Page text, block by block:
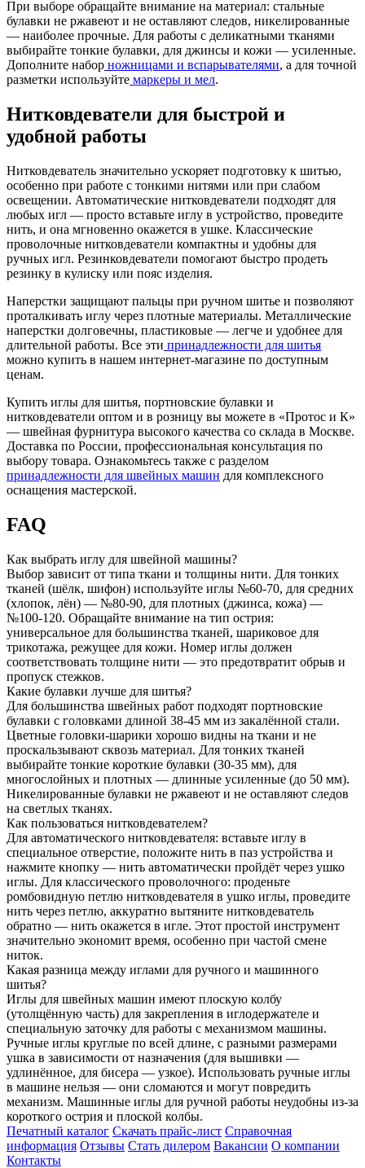
При выборе обращайте внимание на материал: стальные
булавки не ржавеют и не оставляют следов, никелированные
— наиболее прочные. Для работы с деликатными тканями
выбирайте тонкие булавки, для джинсы и кожи — усиленные.
Дополните набор ножницами и вспарывателями, а для точной
разметки используйте маркеры и мел.
Нитковдеватели для быстрой и
удобной работы
Нитковдеватель значительно ускоряет подготовку к шитью,
особенно при работе с тонкими нитями или при слабом
освещении. Автоматические нитковдеватели подходят для
любых игл — просто вставьте иглу в устройство, проведите
нить, и она мгновенно окажется в ушке. Классические
проволочные нитковдеватели компактны и удобны для
ручных игл. Резинковдеватели помогают быстро продеть
резинку в кулиску или пояс изделия.
Наперстки защищают пальцы при ручном шитье и позволяют
проталкивать иглу через плотные материалы. Металлические
наперстки долговечны, пластиковые — легче и удобнее для
длительной работы. Все эти принадлежности для шитья
можно купить в нашем интернет-магазине по доступным
ценам.
Купить иглы для шитья, портновские булавки и
нитковдеватели оптом и в розницу вы можете в «Протос и К»
— швейная фурнитура высокого качества со склада в Москве.
Доставка по России, профессиональная консультация по
выбору товара. Ознакомьтесь также с разделом
принадлежности для швейных машин для комплексного
оснащения мастерской.
FAQ
Как выбрать иглу для швейной машины?
Выбор зависит от типа ткани и толщины нити. Для тонких
тканей (шёлк, шифон) используйте иглы №60-70, для средних
(хлопок, лён) — №80-90, для плотных (джинса, кожа) —
№100-120. Обращайте внимание на тип острия:
универсальное для большинства тканей, шариковое для
трикотажа, режущее для кожи. Номер иглы должен
соответствовать толщине нити — это предотвратит обрыв и
пропуск стежков.
Какие булавки лучше для шитья?
Для большинства швейных работ подходят портновские
булавки с головками длиной 38-45 мм из закалённой стали.
Цветные головки-шарики хорошо видны на ткани и не
проскальзывают сквозь материал. Для тонких тканей
выбирайте тонкие короткие булавки (30-35 мм), для
многослойных и плотных — длинные усиленные (до 50 мм).
Никелированные булавки не ржавеют и не оставляют следов
на светлых тканях.
Как пользоваться нитковдевателем?
Для автоматического нитковдевателя: вставьте иглу в
специальное отверстие, положите нить в паз устройства и
нажмите кнопку — нить автоматически пройдёт через ушко
иглы. Для классического проволочного: проденьте
ромбовидную петлю нитковдевателя в ушко иглы, проведите
нить через петлю, аккуратно вытяните нитковдеватель
обратно — нить окажется в игле. Этот простой инструмент
значительно экономит время, особенно при частой смене
ниток.
Какая разница между иглами для ручного и машинного
шитья?
Иглы для швейных машин имеют плоскую колбу
(утолщённую часть) для закрепления в иглодержателе и
специальную заточку для работы с механизмом машины.
Ручные иглы круглые по всей длине, с разными размерами
ушка в зависимости от назначения (для вышивки —
удлинённое, для бисера — узкое). Использовать ручные иглы
в машине нельзя — они сломаются и могут повредить
механизм. Машинные иглы для ручной работы неудобны из-за
короткого острия и плоской колбы.
Печатный каталог Скачать прайс-лист Справочная
информация Отзывы Стать дилером Вакансии О компании
Контакты